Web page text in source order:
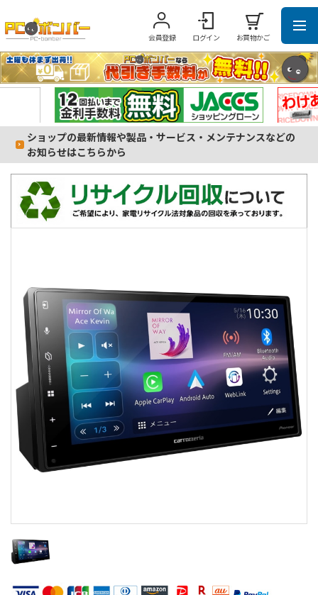
会員登録 ログイン お買物かご
ショップの最新情報や製品・サービス・メンテナンスなどの
お知らせはこちらから